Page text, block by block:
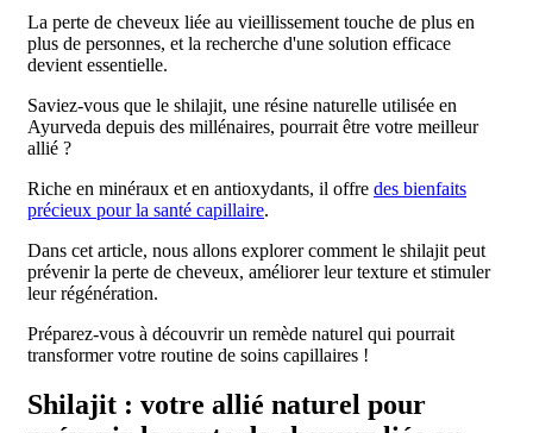
La perte de cheveux liée au vieillissement touche de plus en
plus de personnes, et la recherche d'une solution efficace
devient essentielle.
Saviez-vous que le shilajit, une résine naturelle utilisée en
Ayurveda depuis des millénaires, pourrait être votre meilleur
allié ?
Riche en minéraux et en antioxydants, il offre des bienfaits
précieux pour la santé capillaire.
Dans cet article, nous allons explorer comment le shilajit peut
prévenir la perte de cheveux, améliorer leur texture et stimuler
leur régénération.
Préparez-vous à découvrir un remède naturel qui pourrait
transformer votre routine de soins capillaires !
Shilajit : votre allié naturel pour